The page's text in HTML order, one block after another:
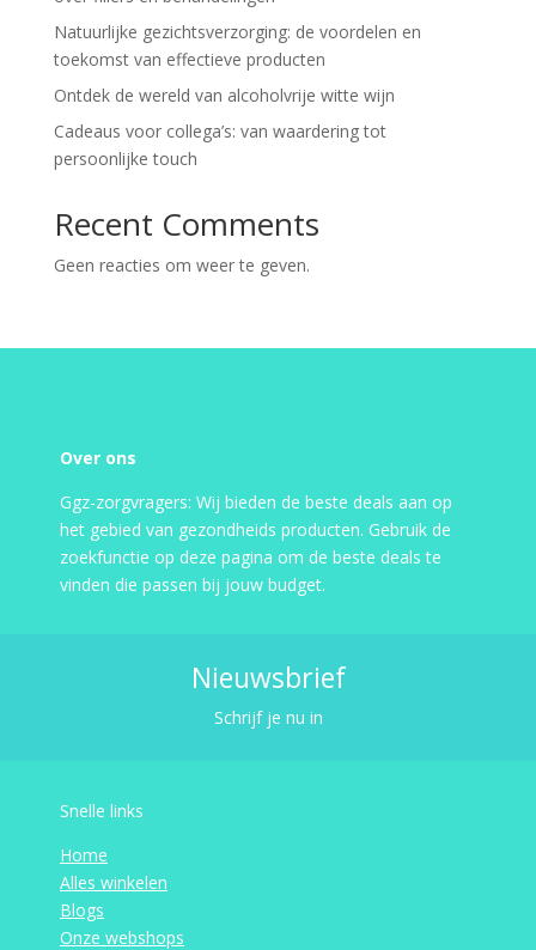
Natuurlijke gezichtsverzorging: de voordelen en
toekomst van effectieve producten
Ontdek de wereld van alcoholvrije witte wijn
Cadeaus voor collega’s: van waardering tot
persoonlijke touch
Recent Comments
Geen reacties om weer te geven.
Over ons
Ggz-zorgvragers: Wij bieden de beste deals aan op
het gebied van gezondheids producten. Gebruik de
zoekfunctie op deze pagina om de beste deals te
vinden die passen bij jouw budget.
Nieuwsbrief
Schrijf je nu in
Snelle links
Home
Alles winkelen
Blogs
Onze webshops